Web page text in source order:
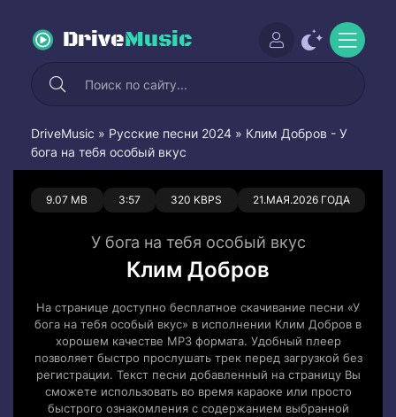
DriveMusic
DriveMusic » Русские песни 2024 » Клим Добров - У
бога на тебя особый вкус
9.07 MB 3:57 320 KBPS 21.МАЯ.2026 ГОДА
0 0
У бога на тебя особый вкус
Клим Добров
На странице доступно бесплатное скачивание песни «У
бога на тебя особый вкус» в исполнении Клим Добров в
хорошем качестве MP3 формата. Удобный плеер
позволяет быстро прослушать трек перед загрузкой без
регистрации. Текст песни добавленный на страницу Вы
сможете использовать во время караоке или просто
быстрого ознакомления с содержанием выбранной